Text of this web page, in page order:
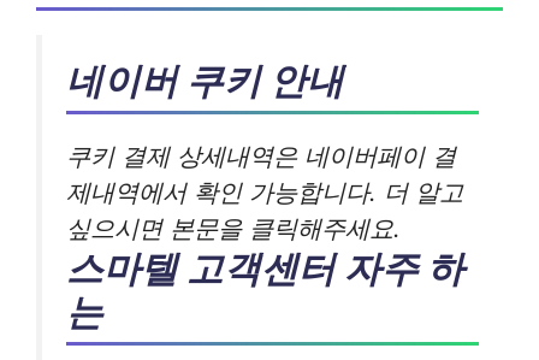
네이버 쿠키 안내
쿠키 결제 상세내역은 네이버페이 결
제내역에서 확인 가능합니다. 더 알고
싶으시면 본문을 클릭해주세요.
스마텔 고객센터 자주 하
는